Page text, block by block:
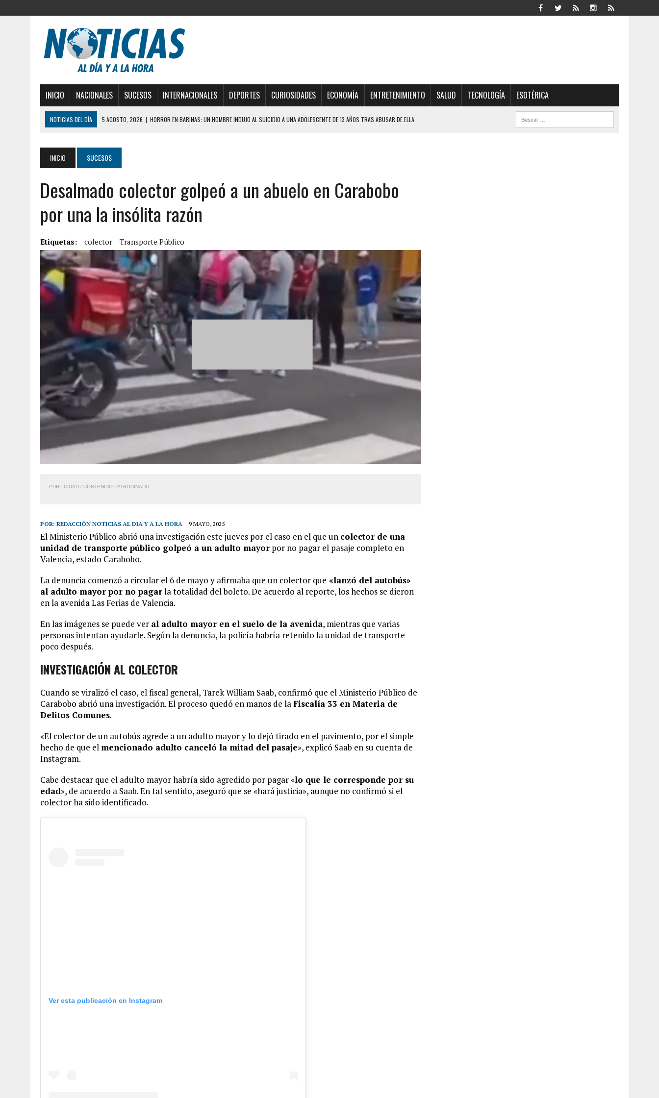
INICIO NACIONALES SUCESOS INTERNACIONALES DEPORTES CURIOSIDADES ECONOMÍA ENTRETENIMIENTO SALUD TECNOLOGÍA ESOTÉRICA
NOTICIAS DEL DÍA 5 AGOSTO, 2026 | HORROR EN BARINAS: UN HOMBRE INDUJO AL SUICIDIO A UNA ADOLESCENTE DE 13 AÑOS TRAS ABUSAR DE ELLA
3 AGOSTO, 2026 | YARACUY: INTENTÓ DESCONECTAR SU NEVERA MIENTRAS LA CASA SE INUNDABA
2 AGOSTO, 2026
AYUDABA A PERSONAS EN SITUACIÓN DE CALLE Y MURIÓ A MANOS DE VARIOS DE ELLOS EN MATURÍN
2 AGOSTO, 2026 | COLAPSÓ TECHO DE UNA VIVIENDA EN EL CENTRO DE CARACAS CON MÁS DE 20 PERSONAS ADENTRO
7 AGOSTO, 2026
LOCALIZARON CUERPO DE ‘LA SEÑORA DE LAS UÑAS BONITAS’ 42 DÍAS DESPUÉS DE LOS TERREMOTOS EN LA GUAIRA
6 AGOSTO, 2026 | BARINAS: ADOLESCENTE SE QUITÓ LA VIDA TRAS SER ACOSADA Y ABUSADA POR LA PAREJA DE SU ABUELA
6 AGOSTO, 2026
CONMOCIÓN EN COLORADO POR ASESINATO DE UNA ADOLESCENTE VENEZOLANA EN REUNIÓN CON AMIGOS
5 AGOSTO, 2026 | PRESUNTO BROTE PSICÓTICO POR FALTA DE TRATAMIENTO DESENCADENÓ TRAGEDIA FAMILIAR
INICIO SUCESOS
Desalmado colector golpeó a un abuelo en Carabobo
por una la insólita razón
Etiquetas: colector Transporte Público
PUBLICIDAD / CONTENIDO PATROCINADO
POR: REDACCIÓN NOTICIAS AL DIA Y A LA HORA 9 MAYO, 2025
El Ministerio Público abrió una investigación este jueves por el caso en el que un colector de una
unidad de transporte público golpeó a un adulto mayor por no pagar el pasaje completo en
Valencia, estado Carabobo.
La denuncia comenzó a circular el 6 de mayo y afirmaba que un colector que «lanzó del autobús»
al adulto mayor por no pagarla totalidad del boleto. De acuerdo al reporte, los hechos se dieron
en la avenida Las Ferias de Valencia.
En las imágenes se puede ver al adulto mayor en el suelo de la avenida, mientras que varias
personas intentan ayudarle. Según la denuncia, la policía habría retenido la unidad de transporte
poco después.
INVESTIGACIÓN AL COLECTOR
Cuando se viralizó el caso, el fiscal general, Tarek William Saab, confirmó que el Ministerio Público de
Carabobo abrió una investigación. El proceso quedó en manos de laFiscalía 33 en Materia de
Delitos Comunes.
«El colector de un autobús agrede a un adulto mayor y lo dejó tirado en el pavimento, por el simple
hecho de que el mencionado adulto canceló la mitad del pasaje», explicó Saab en su cuenta de
Instagram.
Cabe destacar que el adulto mayor habría sido agredido por pagar «lo que le corresponde por su
edad», de acuerdo a Saab. En tal sentido, aseguró que se «hará justicia», aunque no confirmó si el
colector ha sido identificado.
Ver esta publicación en Instagram